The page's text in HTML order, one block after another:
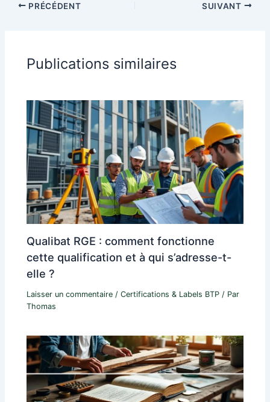
PRÉCÉDENT SUIVANT
Publications similaires
Qualibat RGE : comment fonctionne
cette qualification et à qui s’adresse-t-
elle ?
Laisser un commentaire /Certifications & Labels BTP / Par
Thomas